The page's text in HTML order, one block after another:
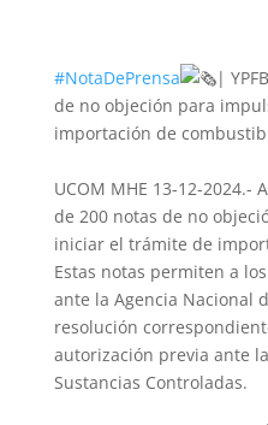
#NotaDePrensa
|
de no objeción para
importación de
UCOM MHE 13-12-2024.-
de 200 notas de no
iniciar el trámite de
Estas notas permiten a
ante la Agencia Nacional
resolución
autorización previa ante
Sustancias Controladas.